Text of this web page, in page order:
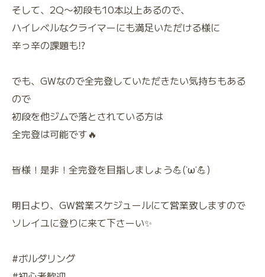
そして、2Q〜初段も10本以上あるので、
ハイレベルなクライマーにも満足いただける様に
辛っ辛の課題も⁉️
でも、GWなので全完登していただきたい気持ちもある
ので
初段を他ジムで落とされている方は
全完登は可能です🔥
皆様！是非！全完登を目指しましょう💪(˙ω˙💪)
明日より、GW営業スケジュールにて営業致しますので
ソレイユに登りに来て下さーい✨
#ボルダリング